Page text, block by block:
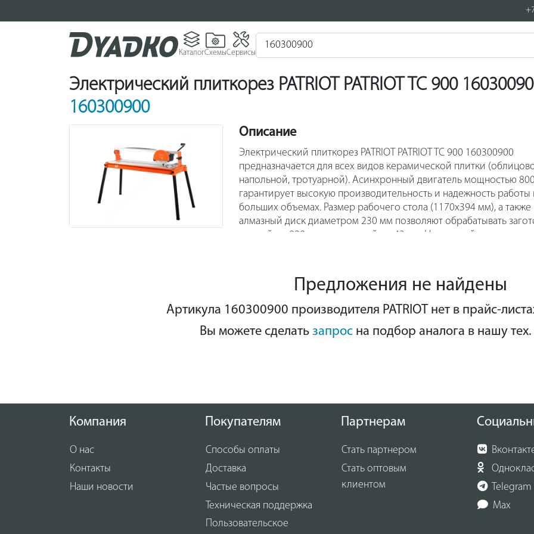
КаталогСхемыСервисы
Электрический плиткорез PATRIOT PATRIOT TC 900
160300900
Описание
Электрический плиткорез PATRIOT PATRIOT TC 900 160300900
предназначается для всех видов керамической плитки
напольной, тротуарной). Асинхронный двигатель мощностью
гарантирует высокую производительность и надежность работы
больших объемах. Размер рабочего стола (1170х394 мм), а также
алмазный диск диаметром 230 мм позволяют обрабатывать
длиной до 920 мм и толщиной до 43 мм. Наклонный стол
расположение двигателя, а также возможность охлаждения диска
помощью жидкости обеспечивают высокое качество реза.
управления располагаются в одном месте, что позволяет работать
моделью даже неопытному оператору. Регулировка угла наклона
диапазоне от 0 до 45 градусов осуществляется простым
Предложения не найдены
Артикула 160300900 производителя PATRIOT нет в прайс-
Вы можете сделать запросна подбор аналога в нашу
Компания
О нас
Контакты
Наши новости
Покупателям
Способы оплаты
Доставка
Частые вопросы
Техническая поддержка
Пользовательское
Партнерам
Стать партнером
Стать оптовым
клиентом
Telegram
Max